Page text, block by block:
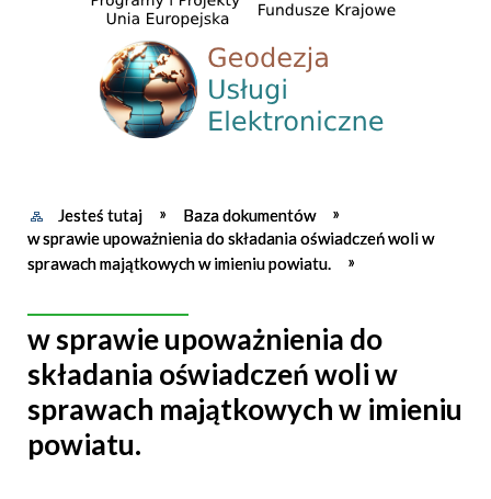
Jesteś tutaj
Baza dokumentów
w sprawie upoważnienia do składania oświadczeń woli w
sprawach majątkowych w imieniu powiatu.
w sprawie upoważnienia do
składania oświadczeń woli w
sprawach majątkowych w imieniu
powiatu.